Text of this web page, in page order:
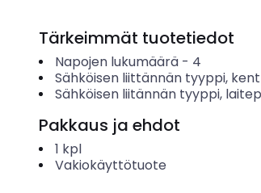
Tärkeimmät tuotetiedot
Napojen lukumäärä- 4
Sähköisen liittännän tyyppi,
Sähköisen liitännän tyyppi,
Pakkaus ja ehdot
1 kpl
Vakiokäyttötuote